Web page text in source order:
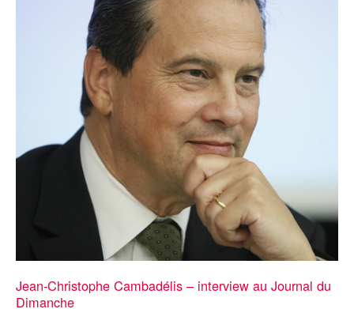
Retour
vidéo
Jean-Christophe Cambadélis – interview au Journal du
Dimanche